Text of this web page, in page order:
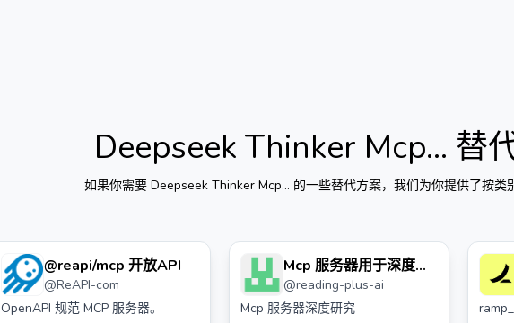
Deepseek Thinker Mcp... 替
如果你需要 Deepseek Thinker Mcp... 的一些替代方案，我们为你提供了按类
@reapi/mcp 开放API
@ReAPI-com
OpenAPI 规范 MCP 服务器。
Mcp 服务器用于深度研
究
@reading-plus-ai
Mcp 服务器深度研究